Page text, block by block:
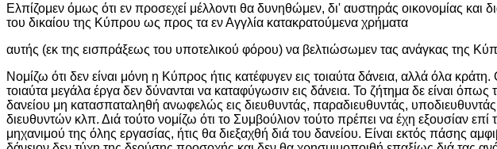
Ελπίζομεν όμως ότι εν προσεχεί μέλλοντι θα δυνηθώμεν, δι' αυστηράς οικονομίας και
του δικαίου της Κύπρου ως προς τα εν Αγγλία κατακρατούμενα χρήματα
αυτής (εκ της εισπράξεως του υποτελικού φόρου) να βελτιώσωμεν τας ανάγκας της
Νομίζω ότι δεν είναι μόνη η Κύπρος ήτις κατέφυγεν εις τοιαύτα δάνεια, αλλά όλα
τοιαύτα μεγάλα έργα δεν δύνανται να καταφύγωσιν εις δάνεια. Το ζήτημα δε είναι όπως
δανείου μη κατασπαταληθή ανωφελώς εις διευθυντάς, παραδιευθυντάς,
διευθυντών κλπ. Διά τούτο νομίζω ότι το Συμβούλιον τούτο πρέπει να έχη εξουσίαν επί
μηχανιμού της όλης εργασίας, ήτις θα διεξαχθή διά του δανείου. Είναι εκτός πάσης